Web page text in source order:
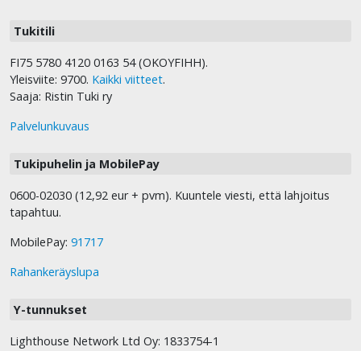
Tukitili
FI75 5780 4120 0163 54 (OKOYFIHH).
Yleisviite: 9700. Kaikki viitteet.
Saaja: Ristin Tuki ry
Palvelunkuvaus
Tukipuhelin ja MobilePay
0600-02030 (12,92 eur + pvm). Kuuntele viesti, että lahjoitus
tapahtuu.
MobilePay: 91717
Rahankeräyslupa
Y-tunnukset
Lighthouse Network Ltd Oy: 1833754-1